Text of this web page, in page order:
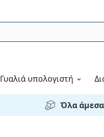
Γυαλιά υπολογιστή
Όλα